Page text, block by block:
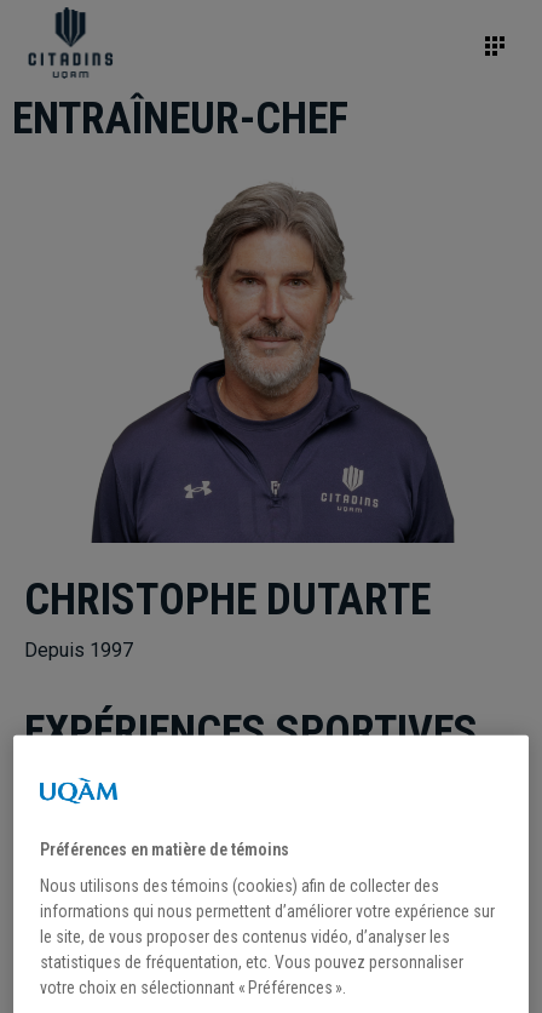
ENTRAÎNEUR-CHEF
CHRISTOPHE DUTARTE
Depuis 1997
EXPÉRIENCES SPORTIVES
2004-2005
2001-2002
Entraîneur de l’équipe du Québec U17 féminin
2001-2007
Entraîneur du CS U18 masculin (LSEQ), programme sport-
Préférences en matière de témoins
Nous utilisons des témoins (cookies) afin de collecter des
informations qui nous permettent d’améliorer votre expérience sur
le site, de vous proposer des contenus vidéo, d’analyser les
statistiques de fréquentation, etc. Vous pouvez personnaliser
votre choix en sélectionnant « Préférences ».